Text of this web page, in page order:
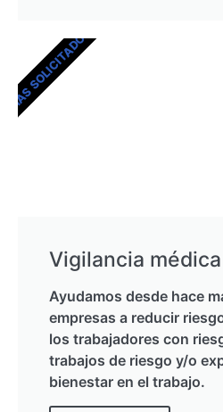
Vigilancia
Ayudamos desde hace
empresas a reducir
los trabajadores con
trabajos de riesgo y/o
bienestar en el trabajo.
MÁS SOLICITADOS